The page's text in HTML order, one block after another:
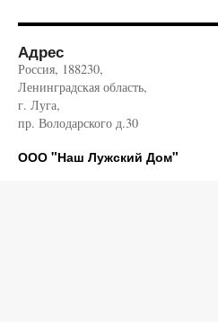
Адрес
Россия, 188230,
Ленинградская область,
г. Луга,
пр. Володарского д.30
ООО "Наш Лужский Дом"